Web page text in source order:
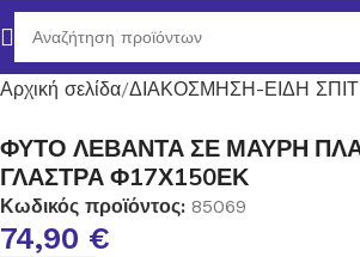
Αρχική σελίδα ΔΙΑΚΟΣΜΗΣΗ-ΕΙΔΗ
ΦΥΤΟ ΛΕΒΑΝΤΑ ΣΕ ΜΑΥΡΗ
ΓΛΑΣΤΡΑ Φ17Χ150ΕΚ
Κωδικός προϊόντος: 85069
74,90 €